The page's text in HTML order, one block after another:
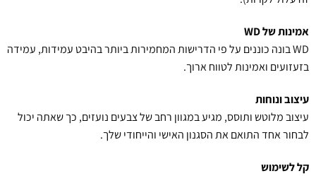
אמינות של WD
WD בונה כוננים על פי הדרישות המחמירות ביותר בהיבט עמידות, עמידה
בזעזועים ואמינות לטווח ארוך.
עיצוב ונוחות
עיצוב מלוטש ותוסס, מגיע במגוון רחב של צבעים נועזים, כך שאתה יכול
לבחור אחד התואם את הסגנון האישי והייחודי שלך.
קל לשימוש